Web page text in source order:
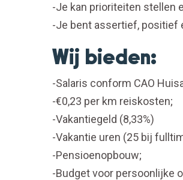
-Je kan prioriteiten stellen
-Je bent assertief, positief
Wij bieden:
-Salaris conform CAO
-€0,23 per km reiskosten;
-Vakantiegeld (8,33%)
-Vakantie uren (25 bij
-Pensioenopbouw;
-Budget voor persoonlijke